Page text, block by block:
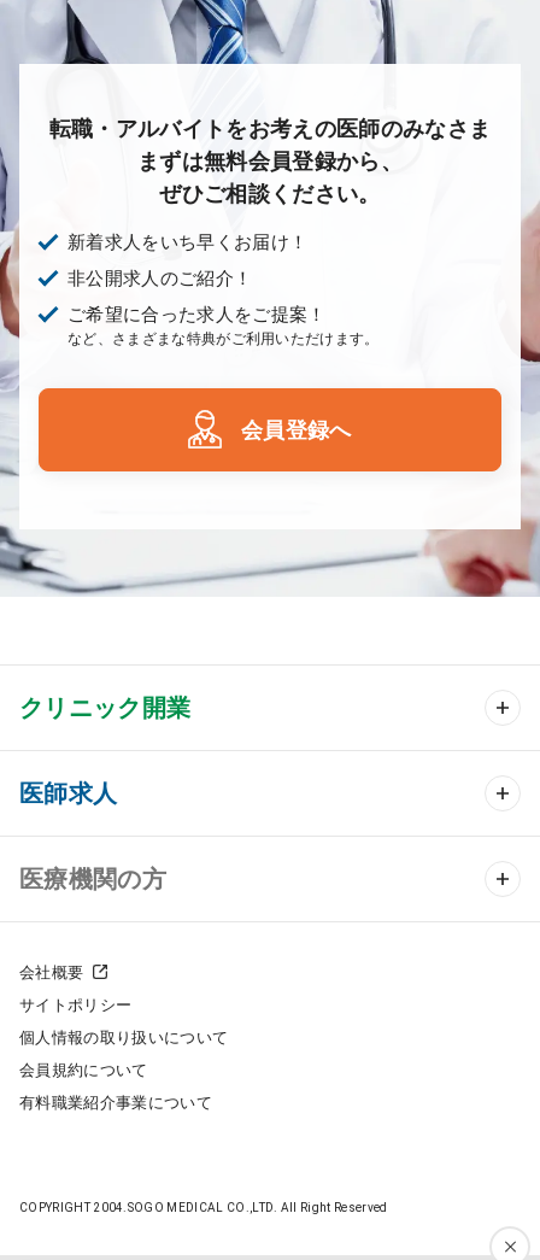
転職・アルバイトをお考えの医師のみなさま
まずは無料会員登録から、
ぜひご相談ください。
新着求人をいち早くお届け！
非公開求人のご紹介！
ご希望に合った求人をご提案！
など、さまざまな特典がご利用いただけます。
会員登録へ
クリニック開業
クリニック開業 TOP
クリニック物件検索
クリニックの開業スタイル
クリニック開業までの流れ
開業支援事例
医師求人
医師求人 TOP
常勤求人検索
スポット求人検索
転職ノウハウ
医療機関の方
採用をお考えの医療機関の方
会社概要
サイトポリシー
個人情報の取り扱いについて
会員規約について
有料職業紹介事業について
COPYRIGHT 2004.SOGO MEDICAL CO.,LTD. All Right Reserved